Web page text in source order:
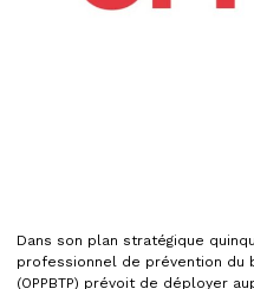
Dans son plan stratégique
professionnel de prévention du
(OPPBTP) prévoit de déployer